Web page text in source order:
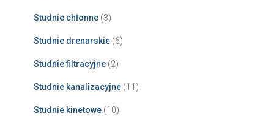
Studnie chłonne (3)
Studnie drenarskie (6)
Studnie filtracyjne (2)
Studnie kanalizacyjne (11)
Studnie kinetowe (10)